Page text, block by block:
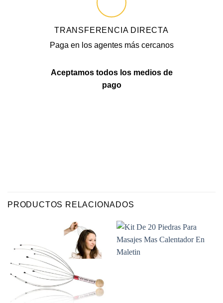
TRANSFERENCIA DIRECTA
Paga en los agentes más cercanos
Aceptamos todos los medios de
pago
PRODUCTOS RELACIONADOS